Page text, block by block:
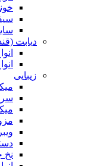
دیابت
زیبایی
نخ